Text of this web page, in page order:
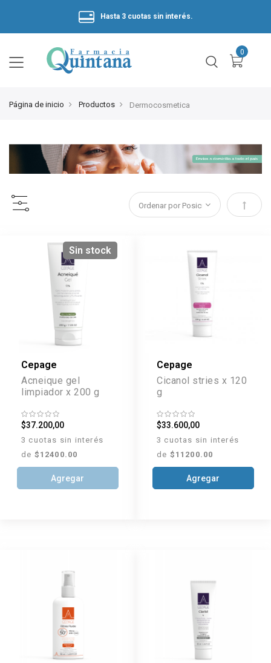
Hasta 3 cuotas sin interés.
Página de inicio Productos Dermocosmetica
Sin stock
Cepage
Acneique gel
limpiador x 200 g
$37.200,00
3 cuotas sin interés
de $12400.00
Agregar
Cepage
Cicanol stries x 120
g
$33.600,00
3 cuotas sin interés
de $11200.00
Agregar